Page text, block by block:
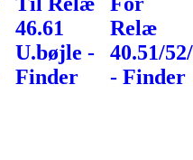
46.61
U.bøjle -
Finder
Relæ
40.51/
- Finder